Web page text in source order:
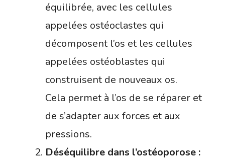
équilibrée, avec les cellules
appelées ostéoclastes qui
décomposent l’os et les cellules
appelées ostéoblastes qui
construisent de nouveaux os.
Cela permet à l’os de se réparer et
de s’adapter aux forces et aux
pressions.
Déséquilibre dans l’ostéoporose :